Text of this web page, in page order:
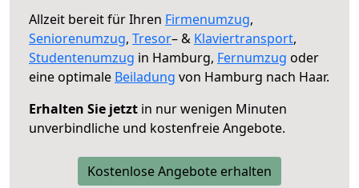
Allzeit bereit für Ihren Firmenumzug,
Seniorenumzug, Tresor– & Klaviertransport,
Studentenumzug in Hamburg, Fernumzug oder
eine optimale Beiladung von Hamburg nach Haar.
Erhalten Sie jetzt in nur wenigen Minuten
unverbindliche und kostenfreie Angebote.
Kostenlose Angebote erhalten